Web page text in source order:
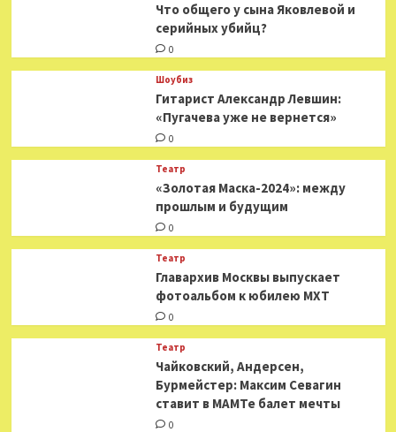
Что общего у сына Яковлевой и
серийных убийц?
0
Шоубиз
Гитарист Александр Левшин:
«Пугачева уже не вернется»
0
Театр
«Золотая Маска-2024»: между
прошлым и будущим
0
Театр
​​Главархив Москвы выпускает
фотоальбом к юбилею МХТ
0
Театр
​​Чайковский, Андерсен,
Бурмейстер: Максим Севагин
ставит в МАМТе балет мечты
0